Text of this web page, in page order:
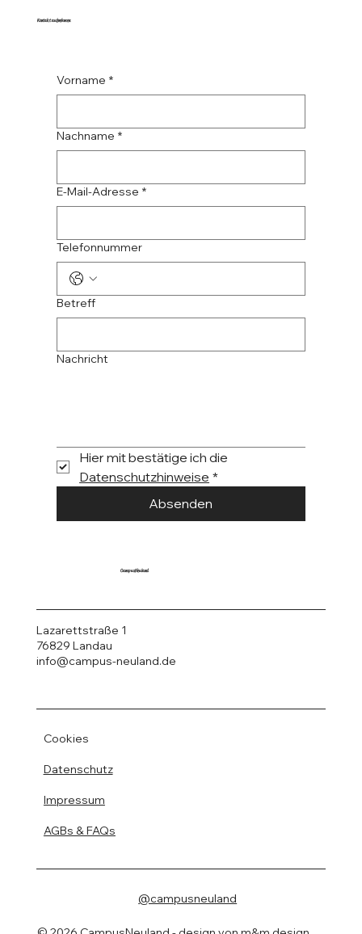
Cookies
Datenschutz
Impressum
AGBs & FAQs
CampusNeuland
Lazarettstraße 1
76829 Landau
info@campus-neuland.de
@campusneuland
Kontakt aufnehmen
Vorname *
Nachname *
E-Mail-Adresse *
Telefonnummer
Betreff
Nachricht
Datenschutzhinweise *
Absenden